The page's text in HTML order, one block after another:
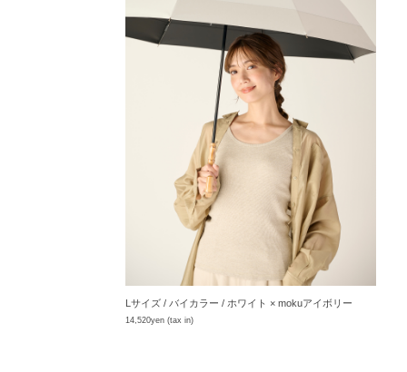
Lサイズ / バイカラー / ホワイト × mokuアイボリー
14,520yen (tax in)